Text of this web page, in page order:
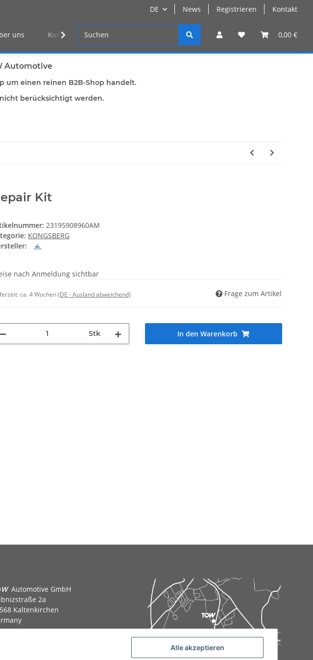
DE News Registrieren Kontakt
0,00 €
uns Kunden Log-in
Automotive
um einen reinen B2B-Shop handelt.
berücksichtigt werden.
Kit
23195908960AM
KONGSBERG
nach Anmeldung sichtbar
ca. 4 Wochen(DE - Ausland abweichend) Frage zum Artikel
Stk In den Warenkorb
W Automotive GmbH
2a
Kaltenkirchen
Alle akzeptieren